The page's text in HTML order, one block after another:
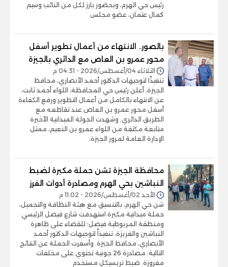
رئيس حي الهرم، وبحضور بارز لكل من النائب وسيم
كمال عثمان، عضو مجلس
بالصور.. الانتهاء من أعمال تطوير أسفل
محور عمرو بن العاص مع الدائري بالجيزة
الثلاثاء 04/أغسطس/2026 - 04:31 م
تنفيذًا لتوجيهات الدكتور أحمد الأنصاري، محافظ
الجيزة، أعلن رئيس حي المحافظة، اللواء أحمد ثابت،
عن الانتهاء بالكامل من أعمال التطوير ورفع الكفاءة
أسفل محور عمرو بن العاص عند تقاطعه مع
الطريق الدائري. وشهدت الجولة الميدانية الأخيرة
متابعة مكثفة من اللواء عمرو بن النعيم، ممثل
الإدارة العامة لمرور الجيزة،
محافظة الجيزة تشن حملة مكبرة لضبط
النباشين بحي الهرم ومصادرة أدوات الفرز
الأحد 02/أغسطس/2026 - 11:02 م
شن حي الهرم، بالتنسيق مع هيئة النظافة والتجميل،
حملة ميدانية مكبرة استهدفت شارع فيصل الرئيسي
ومنطقة المريوطية فيصل؛ للقضاء على ظاهرة
النباشين والفريزة، تنفيذاً لتوجيهات الدكتور أحمد
الأنصاري، محافظ الجيزة. وأسفرت الحملة عن النتائج
التالية: مصادرة 26 جونية تحتوي على مخلفات
مفروزة. ضبط تريسيكل مستخدم